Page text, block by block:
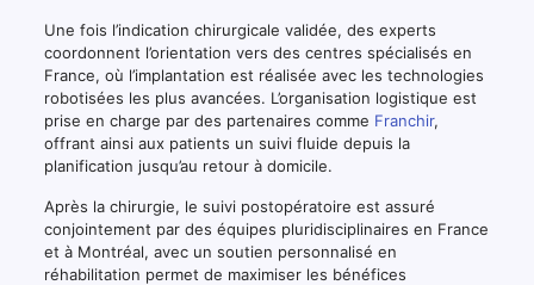
Une fois l’indication chirurgicale validée, des experts
coordonnent l’orientation vers des centres spécialisés en
France, où l’implantation est réalisée avec les technologies
robotisées les plus avancées. L’organisation logistique est
prise en charge par des partenaires comme Franchir,
offrant ainsi aux patients un suivi fluide depuis la
planification jusqu’au retour à domicile.
Après la chirurgie, le suivi postopératoire est assuré
conjointement par des équipes pluridisciplinaires en France
et à Montréal, avec un soutien personnalisé en
réhabilitation permet de maximiser les bénéfices